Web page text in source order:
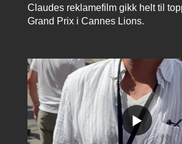
Claudes reklamefilm gikk helt til
Grand Prix i Cannes Lions.